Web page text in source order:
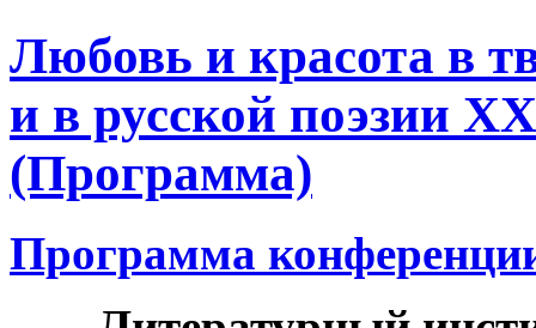
Любовь и красота в
и в русской поэзии
(Программа)
Программа